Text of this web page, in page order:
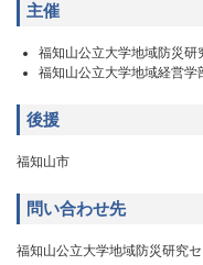
主催
福知山公立大学地域防災研
福知山公立大学地域経営学
後援
福知山市
問い合わせ先
福知山公立大学地域防災研究